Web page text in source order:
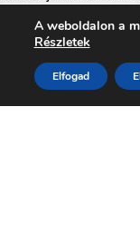
elszámolás egyben
Bírságmentes
kihelyezni a lomokat
A weboldalon a
Részletek
Elfogad